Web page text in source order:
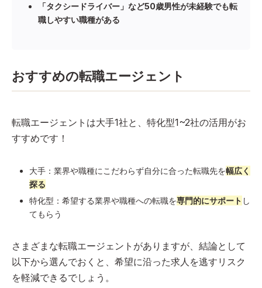
「タクシードライバー」など50歳男性が未経験でも転
職しやすい職種がある
おすすめの転職エージェント
転職エージェントは大手1社と、特化型1~2社の活用がお
すすめです！
大手：業界や職種にこだわらず自分に合った転職先を幅広く
探る
特化型：希望する業界や職種への転職を専門的にサポート し
てもらう
さまざまな転職エージェントがありますが、結論として
以下から選んでおくと、希望に沿った求人を逃すリスク
を軽減できるでしょう。